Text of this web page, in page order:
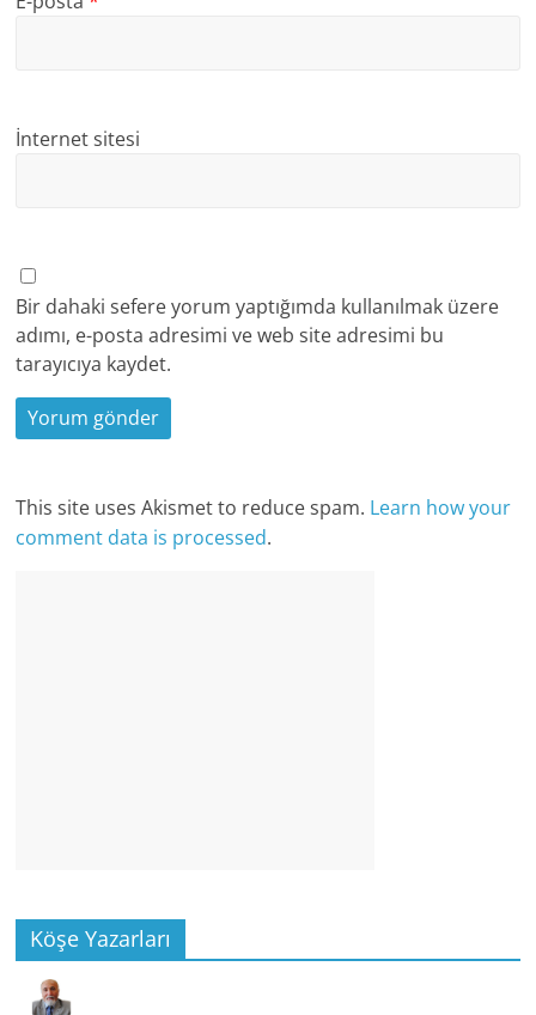
İnternet sitesi
Bir dahaki sefere yorum yaptığımda kullanılmak üzere
adımı, e-posta adresimi ve web site adresimi bu
tarayıcıya kaydet.
This site uses Akismet to reduce spam. Learn how your
comment data is processed.
Köşe Yazarları